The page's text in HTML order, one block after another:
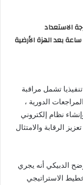
الاستعداد
تضم 13 برنامجا تنفيذيا تشمل مراقبة
الدورية ،
نظام إلكتروني
الرقابة والامتثال
الدبيكي أنه يجري
الاستراتيجي